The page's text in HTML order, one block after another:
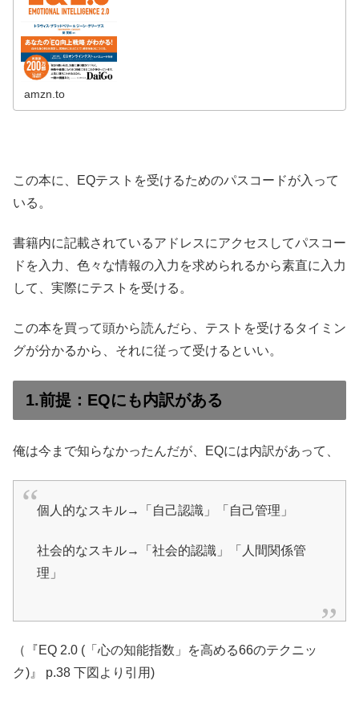
amzn.to
この本に、EQテストを受けるためのパスコードが入って
いる。
書籍内に記載されているアドレスにアクセスしてパスコー
ドを入力、色々な情報の入力を求められるから素直に入力
して、実際にテストを受ける。
この本を買って頭から読んだら、テストを受けるタイミン
グが分かるから、それに従って受けるといい。
1.前提：EQにも内訳がある
俺は今まで知らなかったんだが、EQには内訳があって、
個人的なスキル→「自己認識」「自己管理」
社会的なスキル→「社会的認識」「人間関係管
理」
（『EQ 2.0 (「心の知能指数」を高める66のテクニッ
ク)』 p.38 下図より引用)